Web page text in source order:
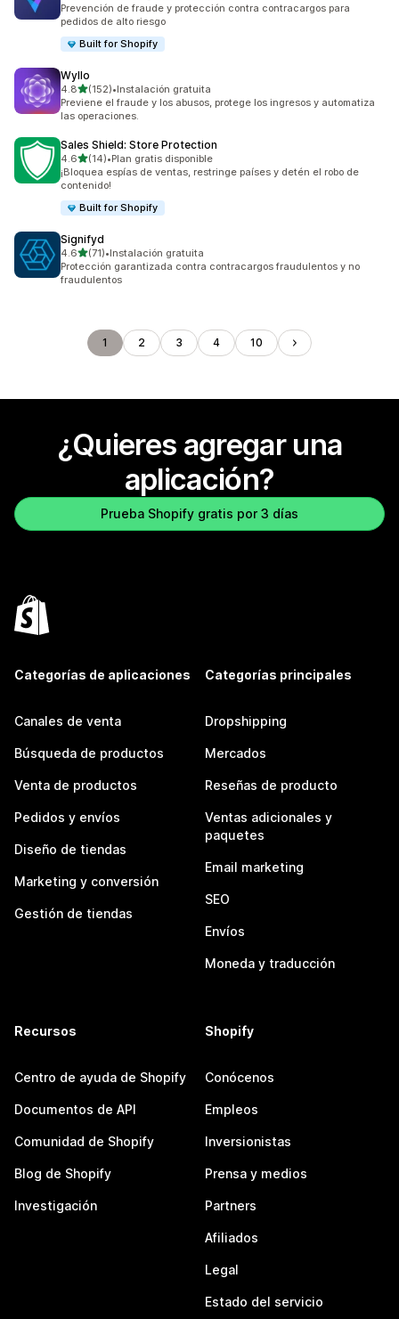
Prevención de fraude y protección contra contracargos para
pedidos de alto riesgo
Built for Shopify
Wyllo
4.8de 5 estrellas
(152)
152 reseñas en total
•Instalación gratuita
Previene el fraude y los abusos, protege los ingresos y automatiza
las operaciones.
Sales Shield: Store Protection
4.6de 5 estrellas
(14)
14 reseñas en total
•Plan gratis disponible
¡Bloquea espías de ventas, restringe países y detén el robo de
contenido!
Built for Shopify
Signifyd
4.6de 5 estrellas
(71)
71 reseñas en total
•Instalación gratuita
Protección garantizada contra contracargos fraudulentos y no
fraudulentos
1 2 3 4 10
¿Quieres agregar una
aplicación?
Prueba Shopify gratis por 3 días
Categorías de aplicaciones
Canales de venta
Búsqueda de productos
Venta de productos
Pedidos y envíos
Diseño de tiendas
Marketing y conversión
Gestión de tiendas
Categorías principales
Dropshipping
Mercados
Reseñas de producto
Ventas adicionales y
paquetes
Email marketing
SEO
Envíos
Moneda y traducción
Recursos
Centro de ayuda de Shopify
Documentos de API
Comunidad de Shopify
Blog de Shopify
Investigación
Shopify
Conócenos
Empleos
Inversionistas
Prensa y medios
Partners
Afiliados
Legal
Estado del servicio